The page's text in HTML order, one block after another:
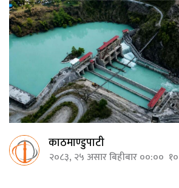
काठमाण्डुपाटी
२०८३, २५ असार बिहीबार ००:००